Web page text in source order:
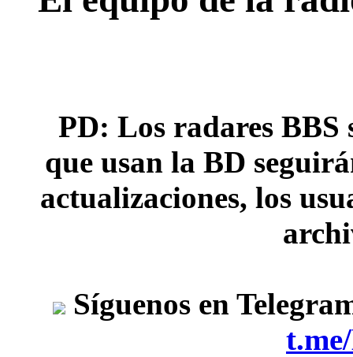
PD: Los radares
que usan la BD
actualizaciones, los
Síguenos en